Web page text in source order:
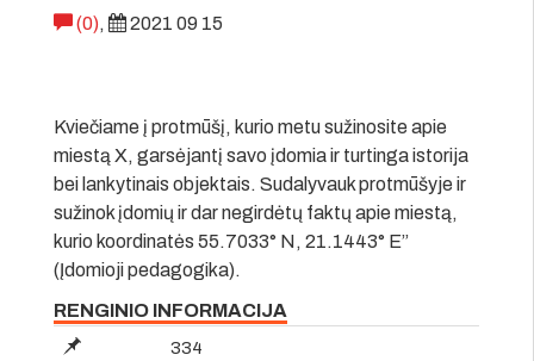
(0), 2021 09 15
Kviečiame į protmūšį, kurio metu sužinosite apie
miestą X, garsėjantį savo įdomia ir turtinga istorija
bei lankytinais objektais. Sudalyvauk protmūšyje ir
sužinok įdomių ir dar negirdėtų faktų apie miestą,
kurio koordinatės 55.7033° N, 21.1443° E”
(Įdomioji pedagogika).
RENGINIO INFORMACIJA
334